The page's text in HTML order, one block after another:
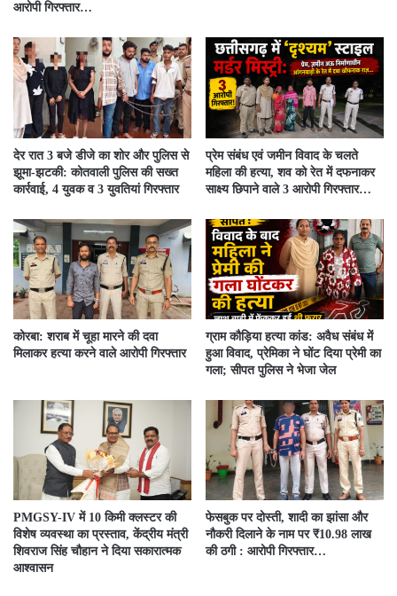
आरोपी गिरफ्तार…
देर रात 3 बजे डीजे का शोर और पुलिस से
झूमा-झटकी: कोतवाली पुलिस की सख्त
कार्रवाई, 4 युवक व 3 युवतियां गिरफ्तार
प्रेम संबंध एवं जमीन विवाद के चलते
महिला की हत्या, शव को रेत में दफनाकर
साक्ष्य छिपाने वाले 3 आरोपी गिरफ्तार…
कोरबा: शराब में चूहा मारने की दवा
मिलाकर हत्या करने वाले आरोपी गिरफ्तार
ग्राम कौड़िया हत्या कांड: अवैध संबंध में
हुआ विवाद, प्रेमिका ने घोंट दिया प्रेमी का
गला; सीपत पुलिस ने भेजा जेल
PMGSY-IV में 10 किमी क्लस्टर की
विशेष व्यवस्था का प्रस्ताव, केंद्रीय मंत्री
शिवराज सिंह चौहान ने दिया सकारात्मक
आश्वासन
फेसबुक पर दोस्ती, शादी का झांसा और
नौकरी दिलाने के नाम पर ₹10.98 लाख
की ठगी : आरोपी गिरफ्तार…